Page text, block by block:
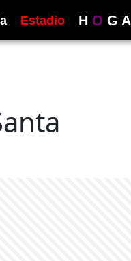
Estadio H O G A